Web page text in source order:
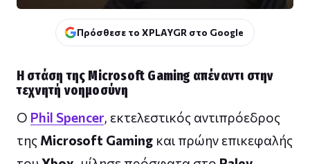
Πρόσθεσε το XPLAYGR στο Google
Η στάση της Microsoft Gaming απέναντι στην
τεχνητή νοημοσύνη
Ο Phil Spencer, εκτελεστικός αντιπρόεδρος
της Microsoft Gaming και πρώην επικεφαλής